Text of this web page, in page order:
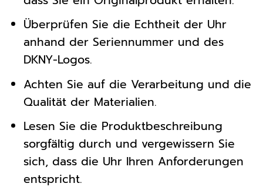
Überprüfen Sie die Echtheit der Uhr
anhand der Seriennummer und des
DKNY-Logos.
Achten Sie auf die Verarbeitung und die
Qualität der Materialien.
Lesen Sie die Produktbeschreibung
sorgfältig durch und vergewissern Sie
sich, dass die Uhr Ihren Anforderungen
entspricht.